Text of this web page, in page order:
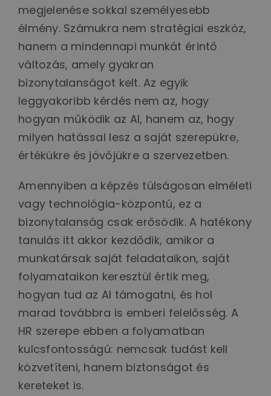
megjelenése sokkal személyesebb
élmény. Számukra nem stratégiai eszköz,
hanem a mindennapi munkát érintő
változás, amely gyakran
bizonytalanságot kelt. Az egyik
leggyakoribb kérdés nem az, hogy
hogyan működik az AI, hanem az, hogy
milyen hatással lesz a saját szerepükre,
értékükre és jövőjükre a szervezetben.
Amennyiben a képzés túlságosan elméleti
vagy technológia-központú, ez a
bizonytalanság csak erősödik. A hatékony
tanulás itt akkor kezdődik, amikor a
munkatársak saját feladataikon, saját
folyamataikon keresztül értik meg,
hogyan tud az AI támogatni, és hol
marad továbbra is emberi felelősség. A
HR szerepe ebben a folyamatban
kulcsfontosságú: nemcsak tudást kell
közvetíteni, hanem biztonságot és
kereteket is.